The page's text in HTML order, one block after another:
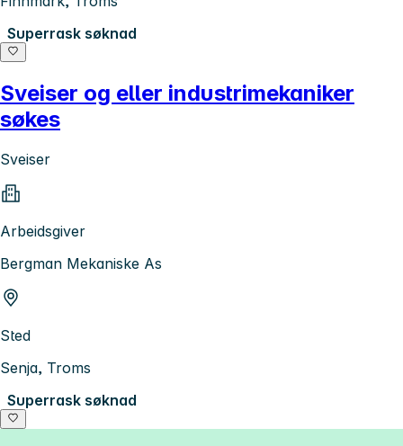
Superrask søknad
Sveiser og eller industrimekaniker
søkes
Sveiser
Arbeidsgiver
Bergman Mekaniske As
Sted
Senja, Troms
Superrask søknad